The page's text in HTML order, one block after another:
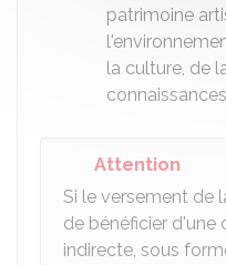
patrimoine
la culture, de
Attention
Si le versement de
de bénéficier d'une
indirecte, sous